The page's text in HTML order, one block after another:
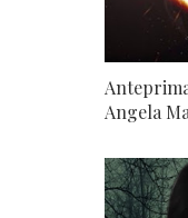
Angela